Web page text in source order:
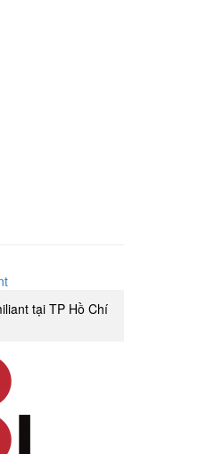
tại TP Hồ Chí